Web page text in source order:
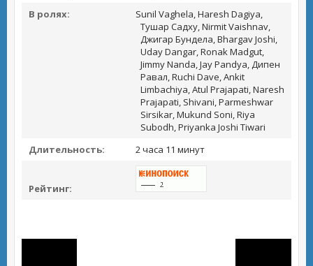
В ролях:
Sunil Vaghela, Haresh Dagiya,
Тушар Садху, Nirmit Vaishnav,
Джигар Бундела, Bhargav Joshi,
Uday Dangar, Ronak Madgut,
Jimmy Nanda, Jay Pandya, Дипен
Равал, Ruchi Dave, Ankit
Limbachiya, Atul Prajapati, Naresh
Prajapati, Shivani, Parmeshwar
Sirsikar, Mukund Soni, Riya
Subodh, Priyanka Joshi Tiwari
Длительность:
2 часа 11 минут
Рейтинг: